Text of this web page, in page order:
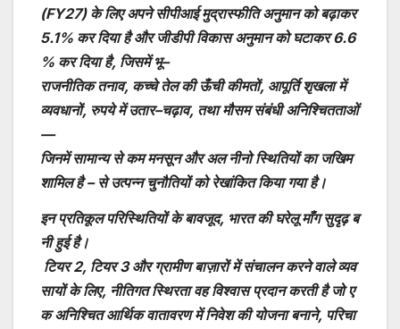
(FY27) के लिए अपने सीपीआई मुद्रास्फीति अनुमान को बढ़ाकर
5.1% कर दिया है और जीडीपी विकास अनुमान को घटाकर6.6
% कर दिया है, जिसमें भू–
राजनीतिक तनाव, कच्चे तेल की ऊँची कीमतों, आपूर्ति शृखला में
व्यवधानों, रुपये में उतार–चढ़ाव, तथा मौसम संबंधी अनिश्चितताओं
—
जिनमें सामान्य से कम मनसून और अल नीनो स्थितियों का जखिम
शामिल है– से उत्पन्न चुनौतियों को रेखांकित किया गया है।
इन प्रतिकूल परिस्थितियों के बावजूद, भारत की घरेलू माँग सुदृढ़ ब
नी हुई है।
टियर2, टियर3और ग्रामीण बाज़ारों में संचालन करने वाले व्यव
सायों के लिए, नीतिगत स्थिरता वह विश्वास प्रदान करती है जो ए
क अनिश्चित आर्थिक वातावरण में निवेश की योजना बनाने, परिचा